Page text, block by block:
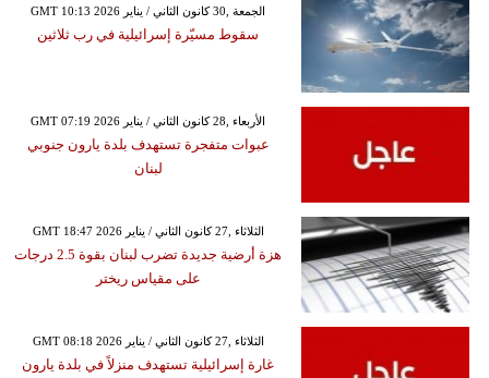
GMT 10:13 2026 الجمعة ,30 كانون الثاني / يناير
سقوط مسيّرة إسرائيلية في رب ثلاثين
GMT 07:19 2026 الأربعاء ,28 كانون الثاني / يناير
عبوات متفجرة تستهدف بلدة يارون جنوبي
لبنان
GMT 18:47 2026 الثلاثاء ,27 كانون الثاني / يناير
هزة أرضية جديدة تضرب لبنان بقوة 2.5 درجات
على مقياس ريختر
GMT 08:18 2026 الثلاثاء ,27 كانون الثاني / يناير
غارة إسرائيلية تستهدف منزلاً في بلدة يارون